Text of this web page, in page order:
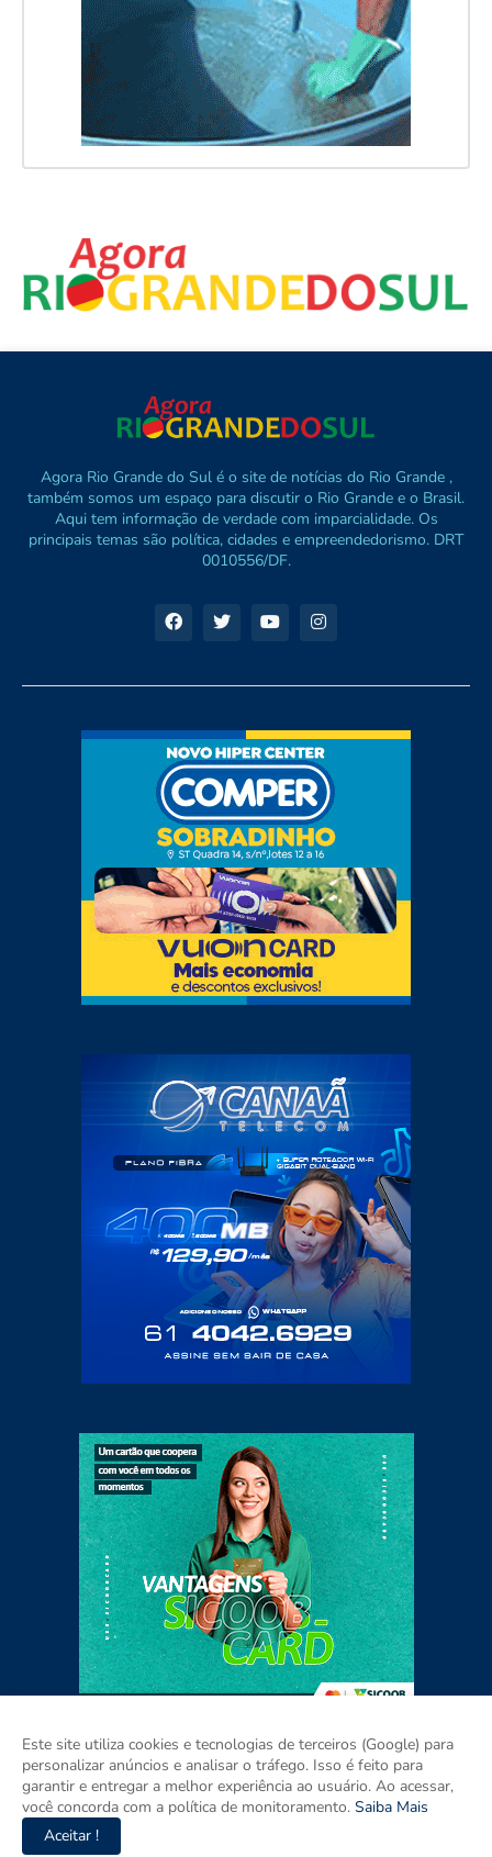
Agora Rio Grande do Sul é o site de notícias do Rio Grande ,
também somos um espaço para discutir o Rio Grande e o Brasil.
Aqui tem informação de verdade com imparcialidade. Os
principais temas são política, cidades e empreendedorismo. DRT
0010556/DF.
Copyright ©
Home Sobre Contato Mídia Kit
Este site utiliza cookies e tecnologias de terceiros (Google) para
personalizar anúncios e analisar o tráfego. Isso é feito para
garantir e entregar a melhor experiência ao usuário. Ao acessar,
você concorda com a política de monitoramento. Saiba Mais
Aceitar !